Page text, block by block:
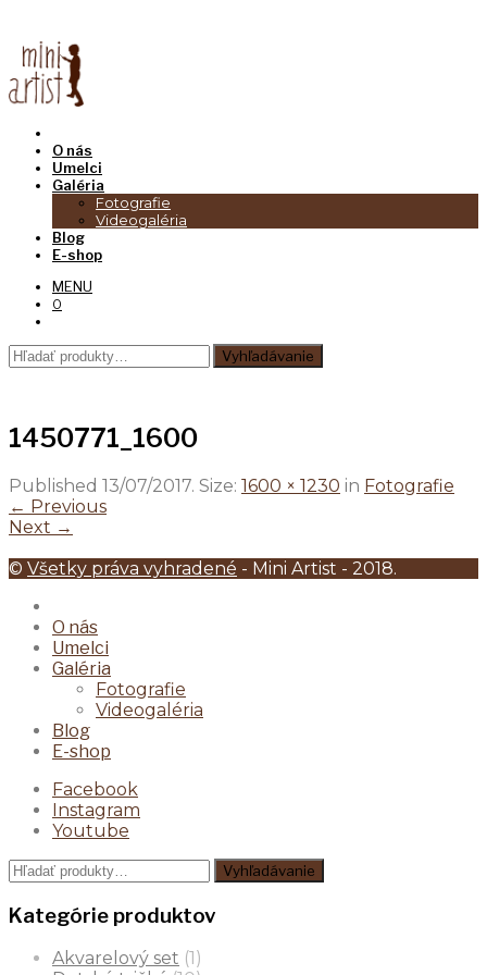
O nás
Umelci
Galéria
Fotografie
Videogaléria
Blog
E-shop
MENU
0
Hľadať: Vyhľadávanie
1450771_1600
Published 13/07/2017. Size: 1600 × 1230 in Fotografie
← Previous
Next →
© Všetky práva vyhradené - Mini Artist - 2018.
O nás
Umelci
Galéria
Fotografie
Videogaléria
Blog
E-shop
Facebook
Instagram
Youtube
Hľadať:
Vyhľadávanie
Kategórie produktov
Akvarelový set (1)